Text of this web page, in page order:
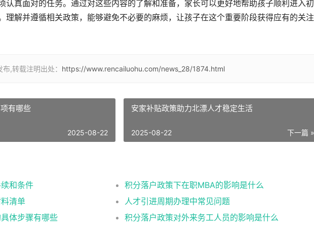
认真面对的任务。通过对这些内容的了解和准备，家长可以更好地帮助孩子顺利进入初
理解并遵循相关政策，能够避免不必要的麻烦，让孩子在这个重要阶段获得应有的关
,转载注明出处： https://www.rencailuohu.com/news_28/1874.html
有哪些
2025-08-22
安家补贴政策助力北漂人才稳定生活
下一篇 »
2025-08-22
和条件
积分落户政策下在职MBA的影响是什么
清单
人才引进周期办理中常见问题
体步骤有哪些
积分落户政策对外来务工人员的影响是什么